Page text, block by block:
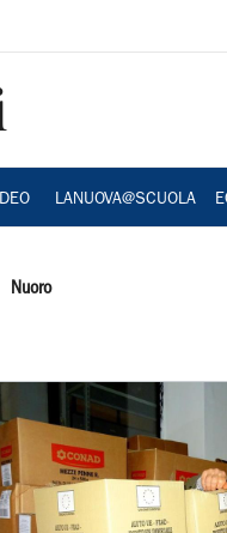
LANUOVA@SCUOLA
Nuoro